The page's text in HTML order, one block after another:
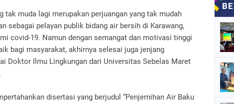
tak muda lagi merupakan perjuangan yang tak mudah
sebagai pelayan publik bidang air bersih di Karawang,
covid-19. Namun dengan semangat dan motivasi tinggi
bagi masyarakat, akhirnya selesai juga jenjang
Doktor Ilmu Lingkungan dari Universitas Sebelas Maret
disertasi yang berjudul “Penjernihan Air Baku